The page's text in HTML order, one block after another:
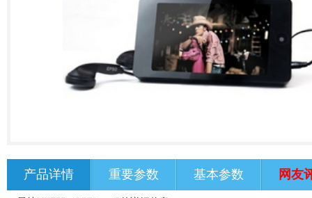
产品详情 重要参数 基本参数 网友